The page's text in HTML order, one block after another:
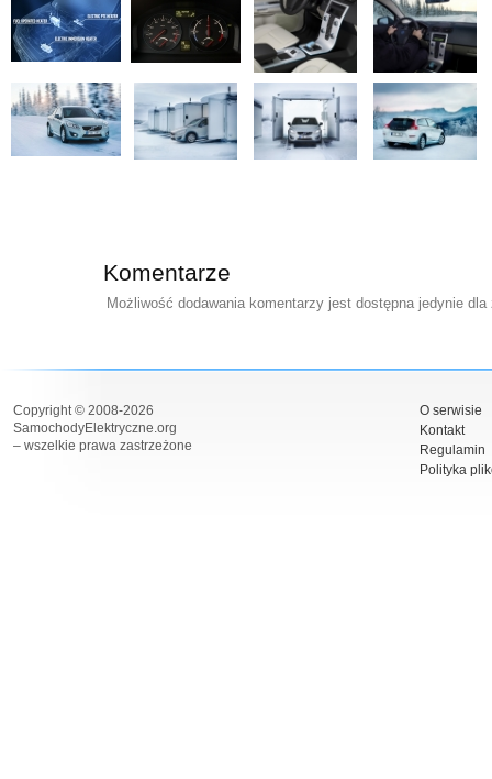
Komentarze
Możliwość dodawania komentarzy jest dostępna jedynie
Copyright © 2008-2026
SamochodyElektryczne.org
– wszelkie prawa zastrzeżone
O serwisie
Kontakt
Regulamin
Polityka